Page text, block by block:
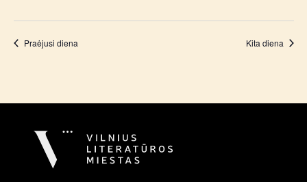
Praėjusi diena Kita diena